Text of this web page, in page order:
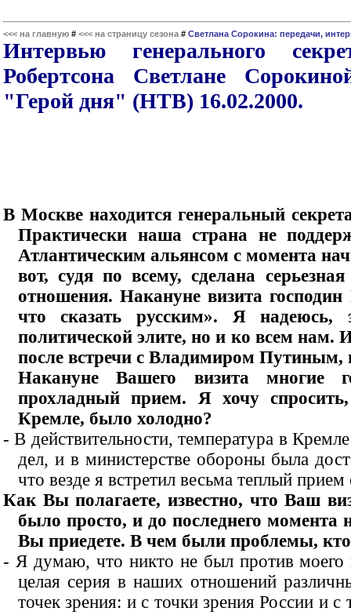
<<< на главную # <<< на страницу сезона # Светлана Сорокина: передачи,
Интервью генерального
Робертсона Светлане
"Герой дня" (НТВ) 16.02.2000.
В Москве находится генеральный
Практически наша страна не
Атлантическим альянсом с момента
вот, судя по всему, сделана
отношения. Накануне визита
что сказать русским». Я надеюсь,
политической элите, но и ко всем нам.
после встречи с Владимиром Путиным,
Накануне Вашего визита многие
прохладный прием. Я хочу
Кремле, было холодно?
- В действительности, температура в
дел, и в министерстве обороны была
что везде я встретил весьма теплый
Как Вы полагаете, известно, что Ваш
было просто, и до последнего момента
Вы приедете. В чем были проблемы,
- Я думаю, что никто не был против моего
целая серия в наших отношений
точек зрения: и с точки зрения России и